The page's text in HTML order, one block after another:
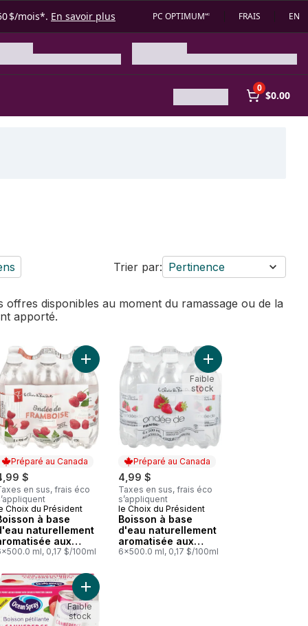
$/mois*. En savoir plus PC OPTIMUM🅪 FRAIS EN
0
$0.00
Trier par: Pertinence
disponibles au moment du ramassage ou de la
apporté.
au panierà base d'eau naturellement aromatisée aux fruits, ondée
Préparé au Canada
$
en sus, frais éco
au Canada
Choix du Président
à base
naturellement
aux
ondée de
ml, 0,17 $/100ml
Ajouter Boisson à base d'eau naturellement
Préparé au Canada
4,99 $
Taxes en sus, frais éco
s’appliquent
Préparé au Canada
le Choix du Président
Boisson à base
d'eau naturellement
aromatisée aux
fruits, ondée de
6x500.0 ml, 0,17 $/100ml
Ajouter Boisson à
Faible
stock
Ajouter Boisson à base d'eau naturellement aromatisée aux fruits, ondée de citron au panier
au panier
pétillante à la canneberge et mangue au panier
Ajouter Boisson pétillante aux canneberges
Faible
stock